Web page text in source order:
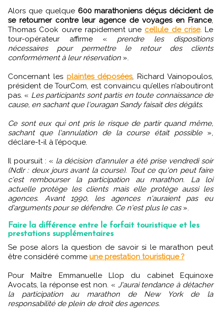
Alors que quelque 600 marathoniens déçus décident de
se retourner contre leur agence de voyages en France,
Thomas Cook ouvre rapidement une cellule de crise. Le
tour-opérateur affirme « prendre les dispositions
nécessaires pour permettre le retour des clients
conformément à leur réservation ».
Concernant les plaintes déposées, Richard Vainopoulos,
président de TourCom, est convaincu qu’elles n’aboutiront
pas. « Les participants sont partis en toute connaissance de
cause, en sachant que l'ouragan Sandy faisait des dégâts.
Ce sont eux qui ont pris le risque de partir quand même,
sachant que l'annulation de la course était possible»,
déclare-t-il à l’époque.
Il poursuit : « la décision d'annuler a été prise vendredi soir
(Ndlr : deux jours avant la course). Tout ce qu'on peut faire
c'est rembourser la participation au marathon. La loi
actuelle protège les clients mais elle protège aussi les
agences. Avant 1990, les agences n'auraient pas eu
d'arguments pour se défendre. Ce n'est plus le cas».
Faire la différence entre le forfait touristique et les
prestations supplémentaires
Se pose alors la question de savoir si le marathon peut
être considéré comme une prestation touristique ?
Pour Maître Emmanuelle Llop du cabinet Equinoxe
Avocats, la réponse est non. « J'aurai tendance à détacher
la participation au marathon de New York de la
responsabilité de plein de droit des agences.